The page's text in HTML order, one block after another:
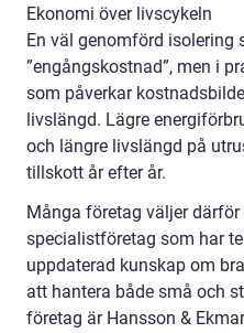
Ekonomi över livscykeln
En väl genomförd isolering
”engångskostnad”, men i
som påverkar
livslängd. Lägre
och längre livslängd på
tillskott år efter år.
Många företag väljer därför
specialistföretag som har
uppdaterad kunskap om
att hantera både små och
företag är Hansson &